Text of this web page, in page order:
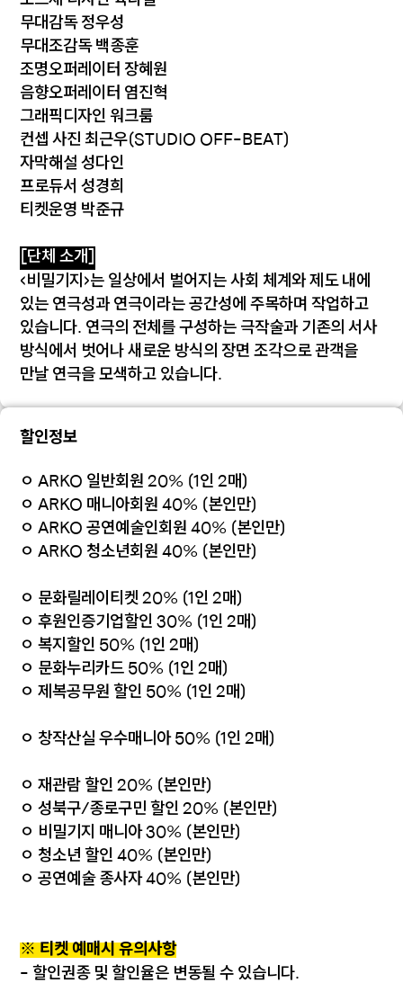
무대감독 정우성
무대조감독 백종훈
조명오퍼레이터 장혜원
음향오퍼레이터 염진혁
그래픽디자인 워크룸
컨셉 사진 최근우(STUDIO OFF-BEAT)
자막해설 성다인
프로듀서 성경희
티켓운영 박준규
[단체 소개
<비밀기지>는 일상에서 벌어지는 사회 체계와 제도 내에
있는 연극성과 연극이라는 공간성에 주목하며 작업하고
있습니다. 연극의 전체를 구성하는 극작술과 기존의 서사
방식에서 벗어나 새로운 방식의 장면 조각으로 관객을
만날 연극을 모색하고 있습니다.
할인정보
ㅇ ARKO 일반회원 20% (1인 2매)
ㅇ ARKO 매니아회원 40% (본인만)
ㅇ ARKO 공연예술인회원 40% (본인만)
ㅇ ARKO 청소년회원 40% (본인만)
ㅇ 문화릴레이티켓 20% (1인 2매)
ㅇ 후원인증기업할인 30% (1인 2매)
ㅇ 복지할인 50% (1인 2매)
ㅇ 문화누리카드 50% (1인 2매)
ㅇ 제복공무원 할인 50% (1인 2매)
ㅇ 창작산실 우수매니아 50% (1인 2매)
ㅇ 재관람 할인 20% (본인만)
ㅇ 성북구/종로구민 할인 20% (본인만)
ㅇ 비밀기지 매니아 30% (본인만)
ㅇ 청소년 할인 40% (본인만)
ㅇ 공연예술 종사자 40% (본인만)
※ 티켓 예매시 유의사항
- 할인권종 및 할인율은 변동될 수 있습니다.